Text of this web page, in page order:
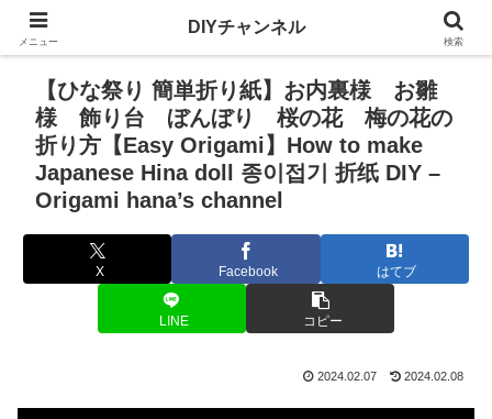
【ひな祭り 簡単折り紙】お内裏様 お雛
様 飾り台 ぼんぼり 桜の花 梅の花の
折り方【Easy Origami】How to make
Japanese Hina doll 종이접기 折纸 DIY –
Origami hana’s channel
X Facebook はてブ
LINE コピー
2024.02.07 2024.02.08
メニュー
DIYチャンネル
検索